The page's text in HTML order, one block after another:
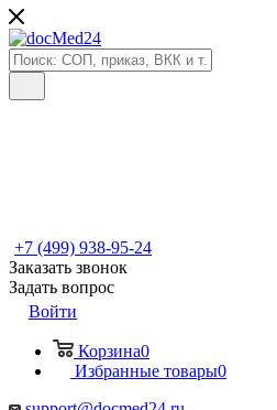
+7 (499) 938-95-24
Заказать звонок
Задать вопрос
Войти
Корзина0
Избранные товары0